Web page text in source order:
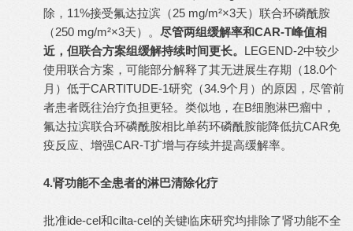
除，11%接受氟达拉滨（25 mg/m²×3天）联合环磷酰胺
（250 mg/m²×3天）。 尽管两组缓解率和CAR-T峰值相
近，但联合方案组缓解持续时间更长。 LEGEND-2中较少
使用联合方案，可能部分解释了其无进展生存期（18.0个
月）低于CARTITUDE-1研究（34.9个月）的原因，尽管前
者患者既往治疗负担更轻。类似地，在B细胞淋巴瘤中，
氟达拉滨联合环磷酰胺相比单药环磷酰胺能降低抗CAR免
疫反应、增强CAR-T扩增与存续并提高缓解率。
4.肾功能不全患者的淋巴清除化疗
批准ide-cel和cilta-cel的关键临床研究均排除了肾功能不全